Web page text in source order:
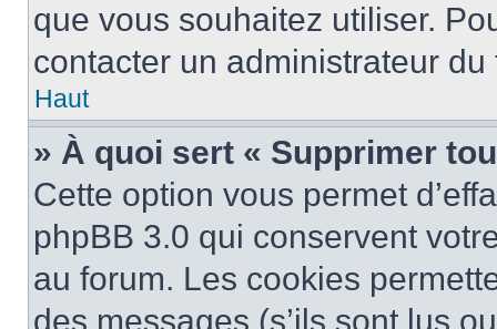
que vous souhaitez utiliser.
contacter un administrateur du
Haut
» À quoi sert « Supprimer
Cette option vous permet
phpBB 3.0 qui conservent
au forum. Les cookies
des messages (s’ils sont lus